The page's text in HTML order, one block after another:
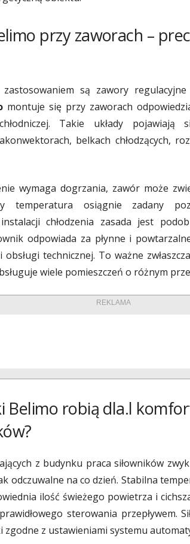
przy zaworach –
są zawory
montuje się przy zaworach
Takie układy pojawiają
belkach chłodzących,
wymaga dogrzania, zawór może
temperatura osiągnie zadany
chłodzenia zasada jest
odpowiada za płynne i
technicznej. To ważne
wiele pomieszczeń o różnym
REKLAMA
Belimo robią dla.l
z budynku praca siłowników
odczuwalne na co dzień. Stabilna
ilość świeżego powietrza i
sterowania przepływem.
zgodne z ustawieniami systemu